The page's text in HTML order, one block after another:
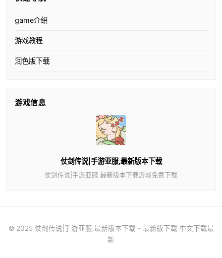
game介绍
游戏教程
润色版下载
游戏信息
仗剑传说|手游亚服,最新版本下载
仗剑传说|手游亚服,最新版本下载游戏免费下载
© 2025 仗剑传说|手游亚服,最新版本下载 - 最新版下载 中文下载最
新